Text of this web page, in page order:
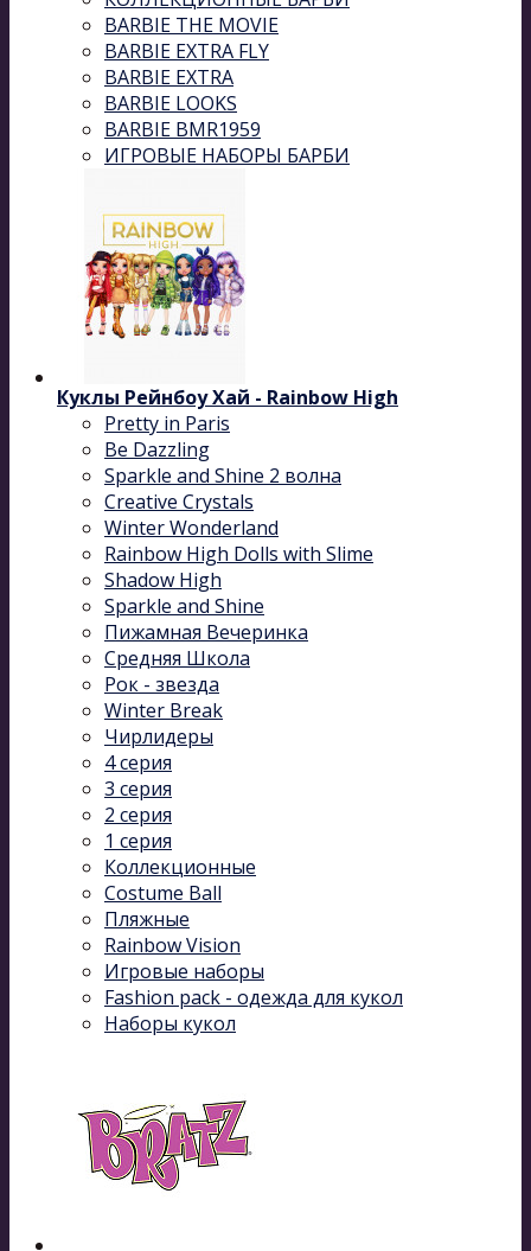
BARBIE THE MOVIE
BARBIE EXTRA FLY
BARBIE EXTRA
BARBIE LOOKS
BARBIE BMR1959
ИГРОВЫЕ НАБОРЫ БАРБИ
Куклы Рейнбоу Хай - Rainbow High
Pretty in Paris
Be Dazzling
Sparkle and Shine 2 волна
Сreative Сrystals
Winter Wonderland
Rainbow High Dolls with Slime
Shadow High
Sparkle and Shine
Пижамная Вечеринка
Средняя Школа
Рок - звезда
Winter Break
Чирлидеры
4 серия
3 серия
2 серия
1 серия
Коллекционные
Costume Ball
Пляжные
Rainbow Vision
Игровые наборы
Fashion pack - одежда для кукол
Наборы кукол